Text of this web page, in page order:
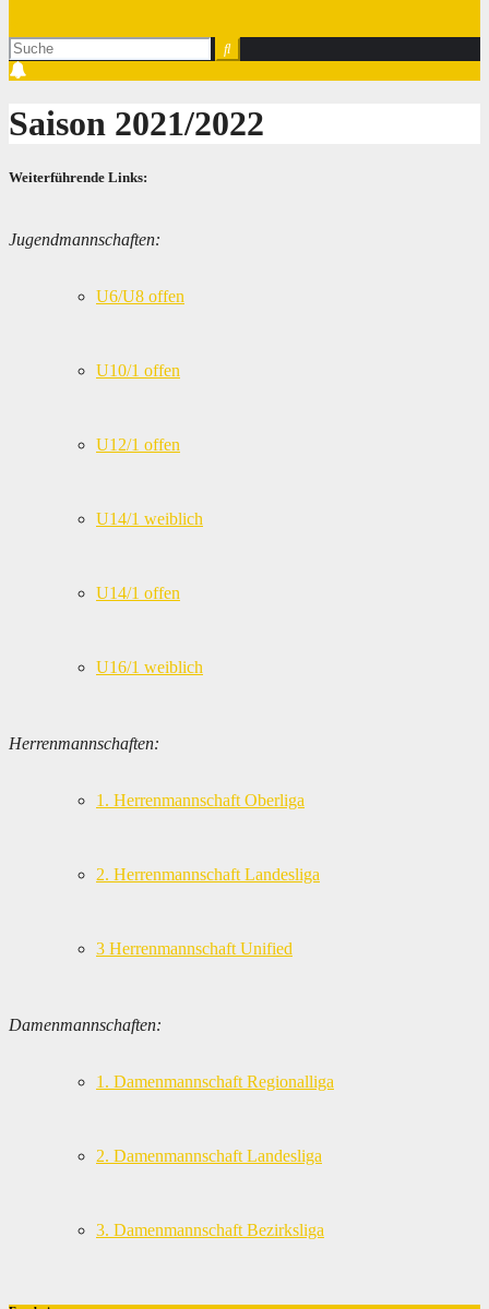
Saison 2021/2022
Weiterführende Links:
Jugendmannschaften:
U6/U8 offen
U10/1 offen
U12/1 offen
U14/1 weiblich
U14/1 offen
U16/1 weiblich
Herrenmannschaften:
1. Herrenmannschaft Oberliga
2. Herrenmannschaft Landesliga
3 Herrenmannschaft Unified
Damenmannschaften:
1. Damenmannschaft Regionalliga
2. Damenmannschaft Landesliga
3. Damenmannschaft Bezirksliga